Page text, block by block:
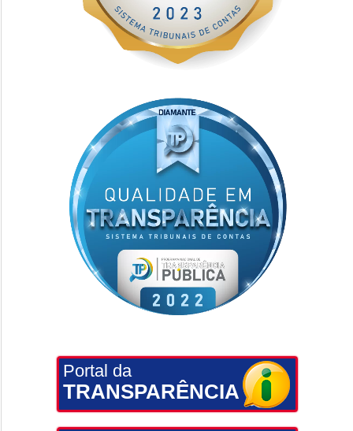
Portal da
TRANSPARÊNCIA